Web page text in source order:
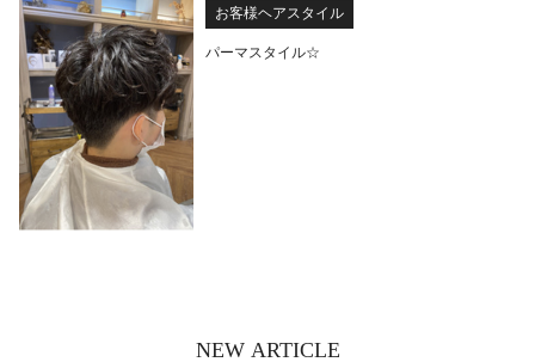
お客様ヘアスタイル
パーマスタイル☆
NEW ARTICLE